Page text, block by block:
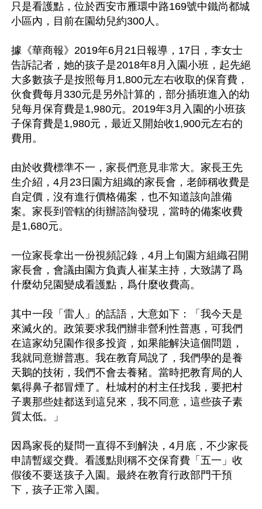
只是看護點，位於西安市雁環中路169號中鐵尚都城
小區內，目前在園幼兒約300人。
據《華商報》2019年6月21日報導，17日，李女士
告訴記者，她的孩子是2018年8月入園小班，起先絕
大多數孩子是按照每月1,800元左右收取的保育費，
伙食費每月330元是另外計算的，部分插班進入的幼
兒每月保育費是1,980元。2019年3月入園的小班孩
子保育費是1,980元，最近又開始收1,900元左右的
費用。
由於收費標準不一，家長們意見非常大。家長王先
生介紹，4月23日園方組織的家長會，老師稱收費是
自定價，沒有進行價格備案，也不知道該向誰備
案。家長到管轄的街辦諮詢發現，當時的備案收費
是1,680元。
一位家長拿出一份視頻記錄，4月上旬園方組織召開
家長會，會議由園方負責人崔某主持，大致講了爲
什麼幼兒園變成看護點，爲什麼收費高。
其中一段「雷人」的話語，大意如下：「我今天是
來滅火的。政策要求我們辦非營利性普惠，可我們
在這家幼兒園作很多投資，如果能解決這個問題，
我就同意辦普惠。我在教育局說了，我們學的是養
天鵝的技術，我們不會去養豬。當時把教育局的人
氣得鼻子都冒煙了。杜城村的村主任找我，要把村
子裏那些娃都送到這兒來，我不同意，這些孩子素
質太低。」
因爲家長的疑問一直得不到解決，4月底，不少家長
申請暫緩交費。看護點則稱不交保育費「五一」收
假後不要送孩子入園。最終在教育行政部門干預
下，孩子正常入園。